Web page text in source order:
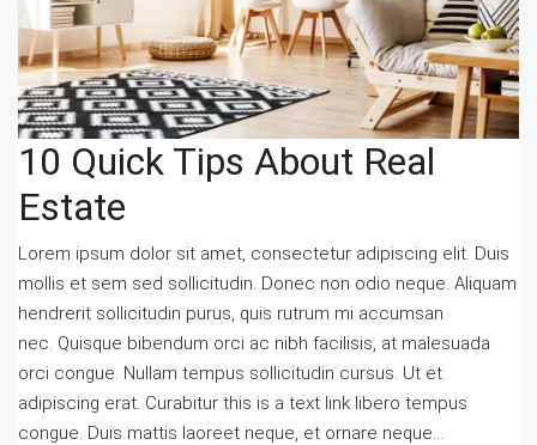
10 Quick Tips About Real
Estate
Lorem ipsum dolor sit amet, consectetur adipiscing elit. Duis
mollis et sem sed sollicitudin. Donec non odio neque. Aliquam
hendrerit sollicitudin purus, quis rutrum mi accumsan
nec. Quisque bibendum orci ac nibh facilisis, at malesuada
orci congue. Nullam tempus sollicitudin cursus. Ut et
adipiscing erat. Curabitur this is a text link libero tempus
congue. Duis mattis laoreet neque, et ornare neque...